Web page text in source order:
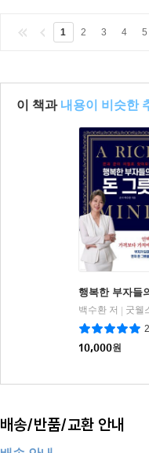
1 2 3 4 5
이 책과 내용이 비슷한
행복한 부자들
백수환 저
굿웰
10,000원
배송/반품/교환 안내